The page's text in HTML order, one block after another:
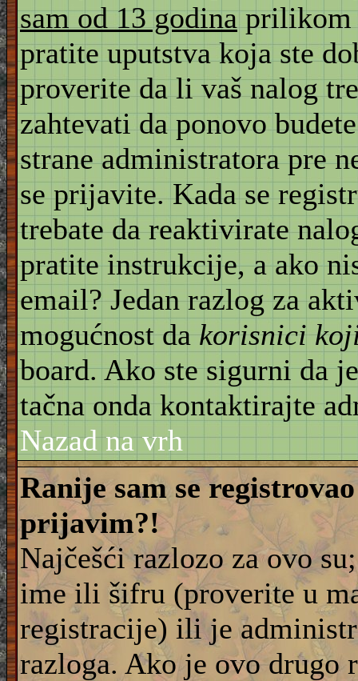
sam od 13 godinaprilikom
pratite uputstva koja ste
proverite da li vaš nalog
zahtevati da ponovo
strane administratora pre
se prijavite. Kada se
trebate da reaktivirate
pratite instrukcije, a ako
email? Jedan razlog za
mogućnost dakorisnici
board. Ako ste sigurni da
tačna onda kontaktirajte
Nazad na vrh
Ranije sam se
prijavim?!
Najčešći razlozo za ovo
ime ili šifru (proverite u
registracije) ili je
razloga. Ako je ovo drugo